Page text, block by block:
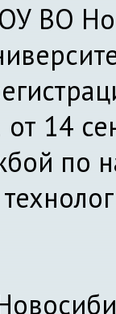
ВО
14
по